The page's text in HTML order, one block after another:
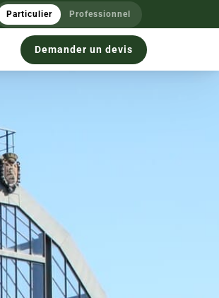
Particulier Professionnel
Demander un devis